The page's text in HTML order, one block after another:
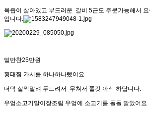
육즙이 살아있고 부드러운 갈비 5근도 주문가능해서
입니다.
밑반찬25만원
황태찜 가시를 하나하나뺐어요
더덕 살짝말려 두드려서 무쳐서 쫄깃 아삭 하답니다.
우엉소고기말이장조림 우엉에 소고기를 돌돌 말았어요